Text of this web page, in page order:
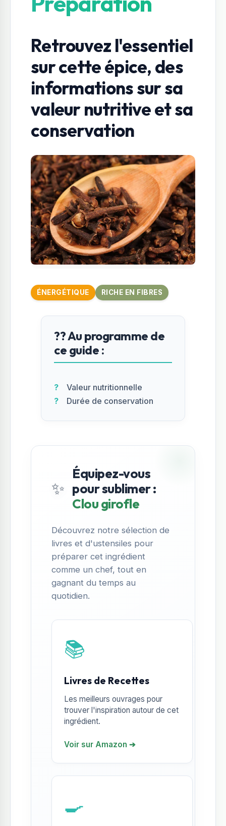
Retrouvez l'essentiel
sur cette épice, des
informations sur sa
valeur nutritive et sa
conservation
ÉNERGÉTIQUE RICHE EN FIBRES
?? Au programme de
ce guide :
Valeur nutritionnelle
Durée de conservation
✨
Équipez-vous
pour sublimer :
Clou girofle
Découvrez notre sélection de
livres et d'ustensiles pour
préparer cet ingrédient
comme un chef, tout en
gagnant du temps au
quotidien.
📚
Livres de Recettes
Les meilleurs ouvrages pour
trouver l'inspiration autour de cet
ingrédient.
Voir sur Amazon ➔
🍳